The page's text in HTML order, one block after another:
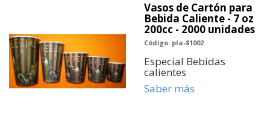
Vasos de Cartón para
Bebida Caliente - 7 oz
200cc - 2000 unidades
Código: pla-81002
Especial Bebidas
calientes
Saber más